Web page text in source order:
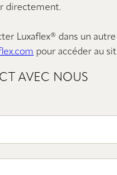
directement.
Luxaflex® dans un autre
pour accéder au
AVEC NOUS